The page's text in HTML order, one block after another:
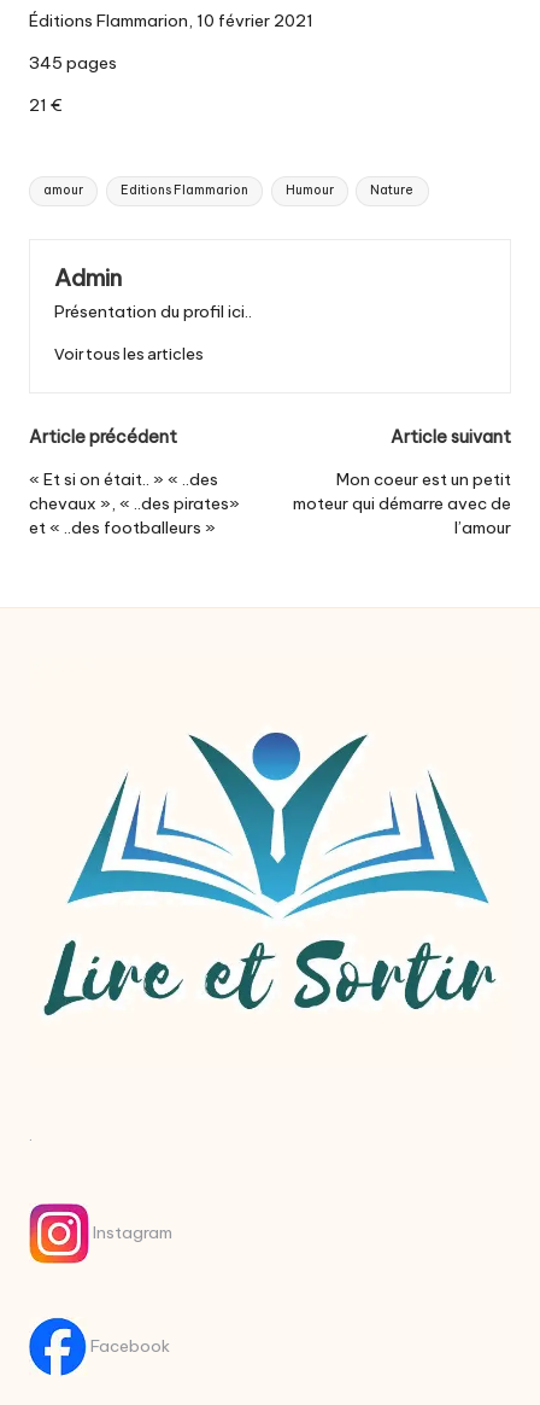
Éditions Flammarion, 10 février 2021
345 pages
21 €
Tags:
amour Editions Flammarion Humour Nature
Admin
Présentation du profil ici..
Voir tous les articles
Post
navigation
Article précédent
« Et si on était.. » « ..des
chevaux », « ..des pirates»
et « ..des footballeurs »
Article suivant
Mon coeur est un petit
moteur qui démarre avec de
l’amour
.
Instagram
Facebook